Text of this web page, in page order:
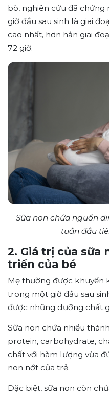
bò, nghiên cứu đã chứng
giờ đầu sau sinh là giai
cao nhất, hơn hẳn giai
72 giờ.
Sữa non chứa nguồn
tuần đầu
2. Giá trị của sữa
triển của bé
Mẹ thường được khuyến
trong một giờ đầu sau
được những dưỡng chất
Sữa non chứa nhiều
protein, carbohydrate,
chất với hàm lượng vừa
non nớt của trẻ.
Đặc biệt, sữa non còn